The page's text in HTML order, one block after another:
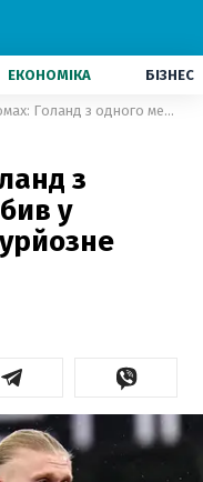
ЕКОНОМІКА БІЗНЕС
Епічний промах: Голанд з одного метра не забив у порожні ворота – курйозне відео
з
у